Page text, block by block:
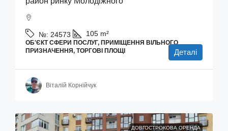
№: 24573 105 m²
ОБ'ЄКТ СФЕРИ ПОСЛУГ, ПРИМІЩЕННЯ ВІЛЬНОГО
ПРИЗНАЧЕННЯ, ТОРГОВІ ПЛОЩІ
Деталі
Віталій Корнійчук
ДОВГОСТРОКОВА ОРЕНДА